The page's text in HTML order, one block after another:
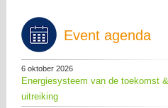
Event agenda
6 oktober 2026
Energiesysteem van de toekomst
uitreiking